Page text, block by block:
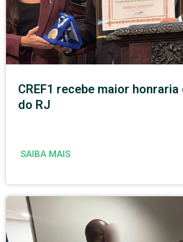
CREF1 recebe maior
do RJ
SAIBA MAIS